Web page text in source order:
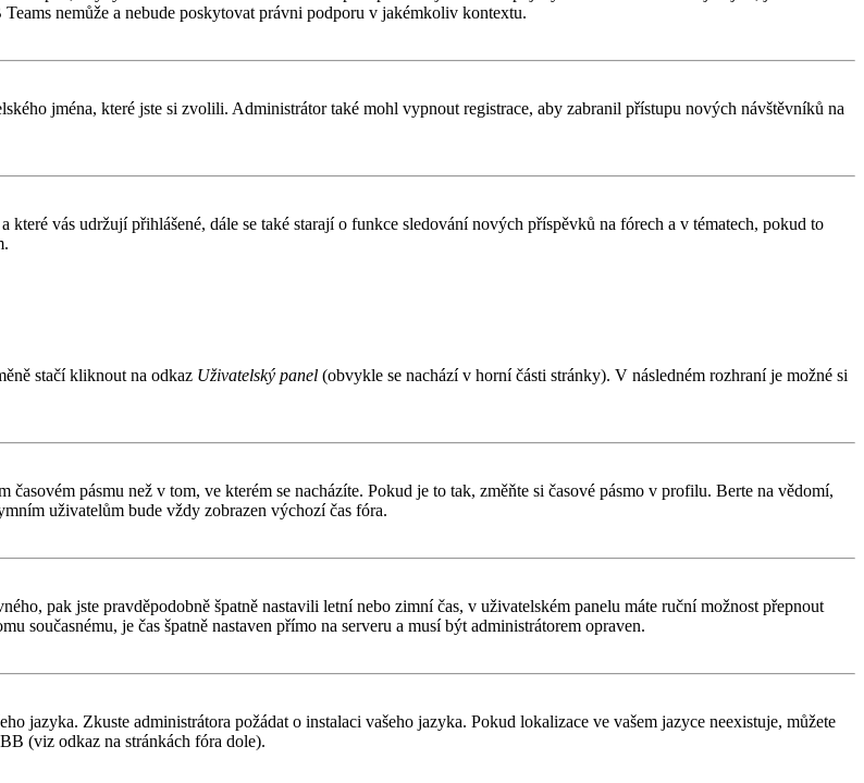
nemůže a nebude poskytovat právni podporu v jakémkoliv kontextu.
jména, které jste si zvolili. Administrátor také mohl vypnout registrace, aby zabranil přístupu nových návštěvníků na
vás udržují přihlášené, dále se také starají o funkce sledování nových příspěvků na fórech a v tématech, pokud to
stačí kliknout na odkaz Uživatelský panel (obvykle se nachází v horní části stránky). V následném rozhraní je možné si
pásmu než v tom, ve kterém se nacházíte. Pokud je to tak, změňte si časové pásmo v profilu. Berte na vědomí,
uživatelům bude vždy zobrazen výchozí čas fóra.
pak jste pravděpodobně špatně nastavili letní nebo zimní čas, v uživatelském panelu máte ruční možnost přepnout
současnému, je čas špatně nastaven přímo na serveru a musí být administrátorem opraven.
jazyka. Zkuste administrátora požádat o instalaci vašeho jazyka. Pokud lokalizace ve vašem jazyce neexistuje, můžete
(viz odkaz na stránkách fóra dole).